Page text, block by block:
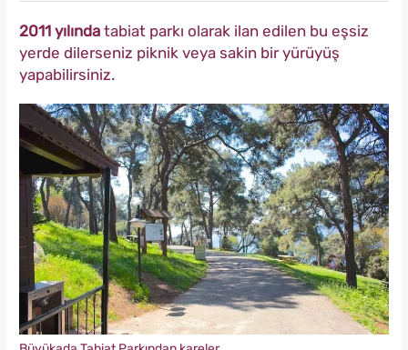
2011 yılında tabiat parkı olarak ilan edilen bu eşsiz
yerde dilerseniz piknik veya sakin bir yürüyüş
yapabilirsiniz.